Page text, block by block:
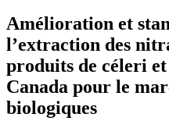
Amélioration et
l’extraction des
produits de céleri
Canada pour le
biologiques